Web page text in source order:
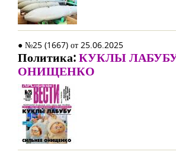
● №25 (1667) от 25.06.2025
Политика:КУКЛЫ
ОНИЩЕНКО